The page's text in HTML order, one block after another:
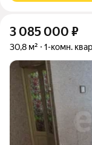
3 085 000 ₽
30,8 м² 1-комн.